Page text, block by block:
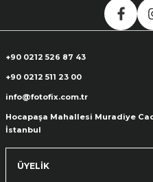
+90 0212 526 87 43
+90 0212 511 23 00
info@fotofix.com.tr
Hocapaşa Mahallesi Muradiye
İstanbul
ÜYELİK